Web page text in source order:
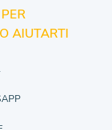
AIUTARTI